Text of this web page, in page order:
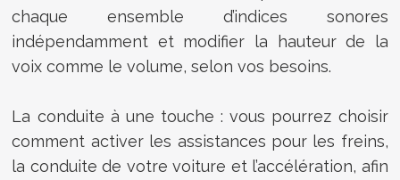
chaque ensemble d’indices sonores
indépendamment et modifier la hauteur de la
voix comme le volume, selon vos besoins.
La conduite à une touche : vous pourrez choisir
comment activer les assistances pour les freins,
la conduite de votre voiture et l’accélération, afin